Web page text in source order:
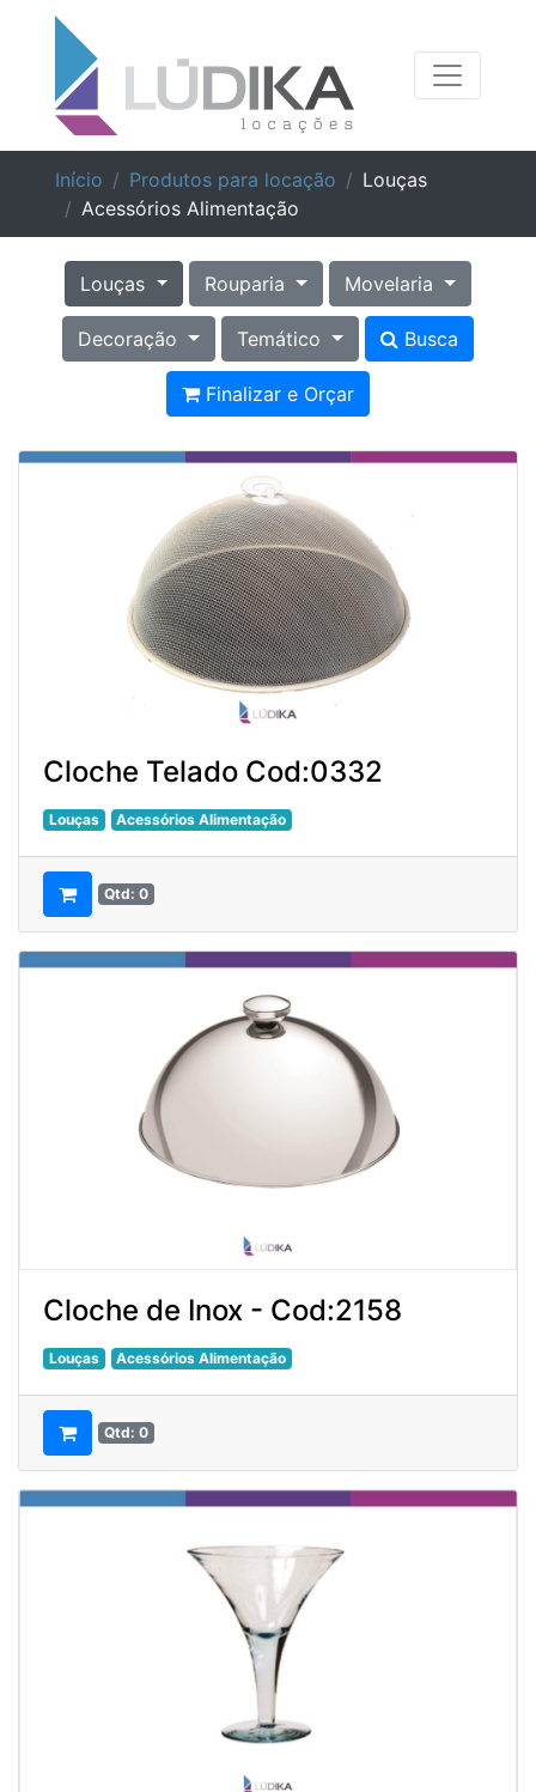
Início Produtos para locação
Louças
Acessórios Alimentação
Louças Rouparia Movelaria
Decoração Temático Busca
Finalizar e Orçar
Cloche Telado Cod:0332
Louças Acessórios Alimentação
Qtd: 0
Cloche de Inox - Cod:2158
Louças Acessórios Alimentação
Qtd: 0